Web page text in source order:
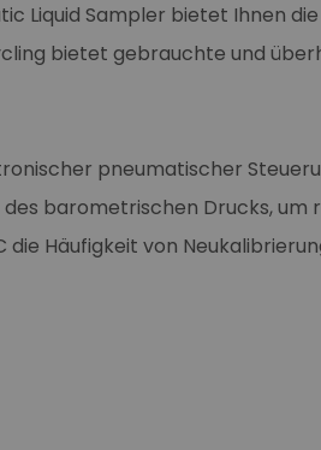
Sampler bietet Ihnen die
bietet gebrauchte und
pneumatischer
barometrischen Drucks, um
Häufigkeit von